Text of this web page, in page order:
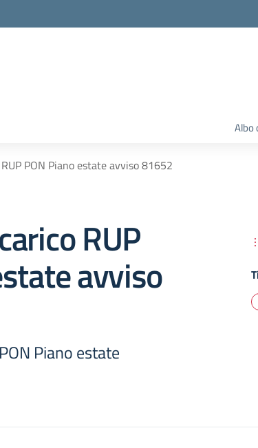
Albo
PON Piano estate avviso 81652
RUP
avviso
Piano estate